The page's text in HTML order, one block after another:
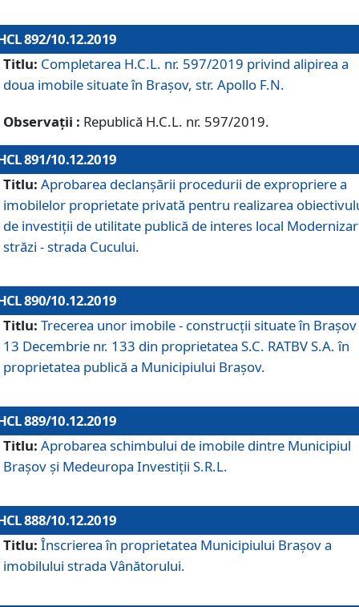
892/10.12.2019
Titlu: Completarea H.C.L. nr. 597/2019 privind alipirea a
doua imobile situate în Brașov, str. Apollo F.N.
Observații : Republică H.C.L. nr. 597/2019.
891/10.12.2019
Titlu: Aprobarea declanșării procedurii de expropriere a
imobilelor proprietate privată pentru realizarea
de investiții de utilitate publică de interes local
străzi - strada Cucului.
890/10.12.2019
Titlu: Trecerea unor imobile - construcții situate în Brașov
13 Decembrie nr. 133 din proprietatea S.C. RATBV S.A. în
proprietatea publică a Municipiului Brașov.
889/10.12.2019
Titlu: Aprobarea schimbului de imobile dintre Municipiul
Brașov și Medeuropa Investiții S.R.L.
888/10.12.2019
Titlu: Înscrierea în proprietatea Municipiului Braşov a
imobilului strada Vânătorului.